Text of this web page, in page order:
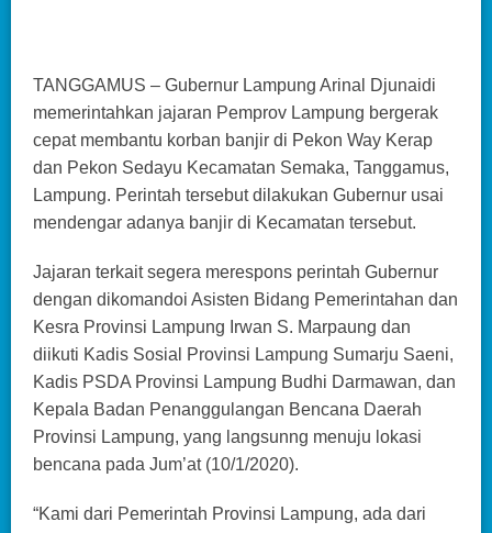
TANGGAMUS – Gubernur Lampung Arinal Djunaidi
memerintahkan jajaran Pemprov Lampung bergerak
cepat membantu korban banjir di Pekon Way Kerap
dan Pekon Sedayu Kecamatan Semaka, Tanggamus,
Lampung. Perintah tersebut dilakukan Gubernur usai
mendengar adanya banjir di Kecamatan tersebut.
Jajaran terkait segera merespons perintah Gubernur
dengan dikomandoi Asisten Bidang Pemerintahan dan
Kesra Provinsi Lampung Irwan S. Marpaung dan
diikuti Kadis Sosial Provinsi Lampung Sumarju Saeni,
Kadis PSDA Provinsi Lampung Budhi Darmawan, dan
Kepala Badan Penanggulangan Bencana Daerah
Provinsi Lampung, yang langsunng menuju lokasi
bencana pada Jum’at (10/1/2020).
“Kami dari Pemerintah Provinsi Lampung, ada dari